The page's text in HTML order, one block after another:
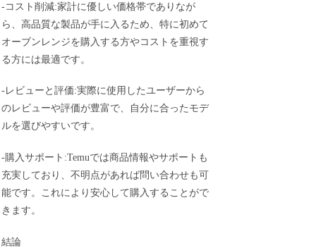
-コスト削減:家計に優しい価格帯でありなが
ら、高品質な製品が手に入るため、特に初めて
オーブンレンジを購入する方やコストを重視す
る方には最適です。
-レビューと評価:実際に使用したユーザーから
のレビューや評価が豊富で、自分に合ったモデ
ルを選びやすいです。
-購入サポート:Temuでは商品情報やサポートも
充実しており、不明点があれば問い合わせも可
能です。これにより安心して購入することがで
きます。
結論